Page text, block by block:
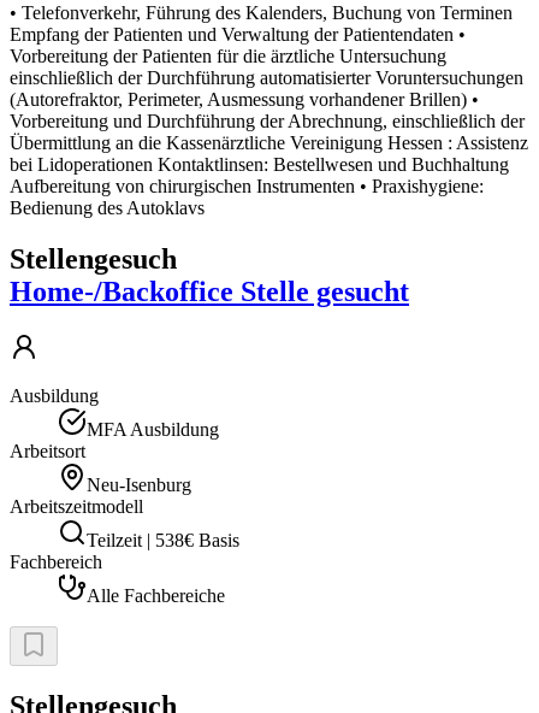
• Telefonverkehr, Führung des Kalenders, Buchung von Terminen
Empfang der Patienten und Verwaltung der Patientendaten •
Vorbereitung der Patienten für die ärztliche Untersuchung
einschließlich der Durchführung automatisierter Voruntersuchungen
(Autorefraktor, Perimeter, Ausmessung vorhandener Brillen) •
Vorbereitung und Durchführung der Abrechnung, einschließlich der
Übermittlung an die Kassenärztliche Vereinigung Hessen : Assistenz
bei Lidoperationen Kontaktlinsen: Bestellwesen und Buchhaltung
Aufbereitung von chirurgischen Instrumenten • Praxishygiene:
Bedienung des Autoklavs
Stellengesuch
Home-/Backoffice Stelle gesucht
Ausbildung
MFA Ausbildung
Arbeitsort
Neu-Isenburg
Arbeitszeitmodell
Teilzeit | 538€ Basis
Fachbereich
Alle Fachbereiche
Stellengesuch